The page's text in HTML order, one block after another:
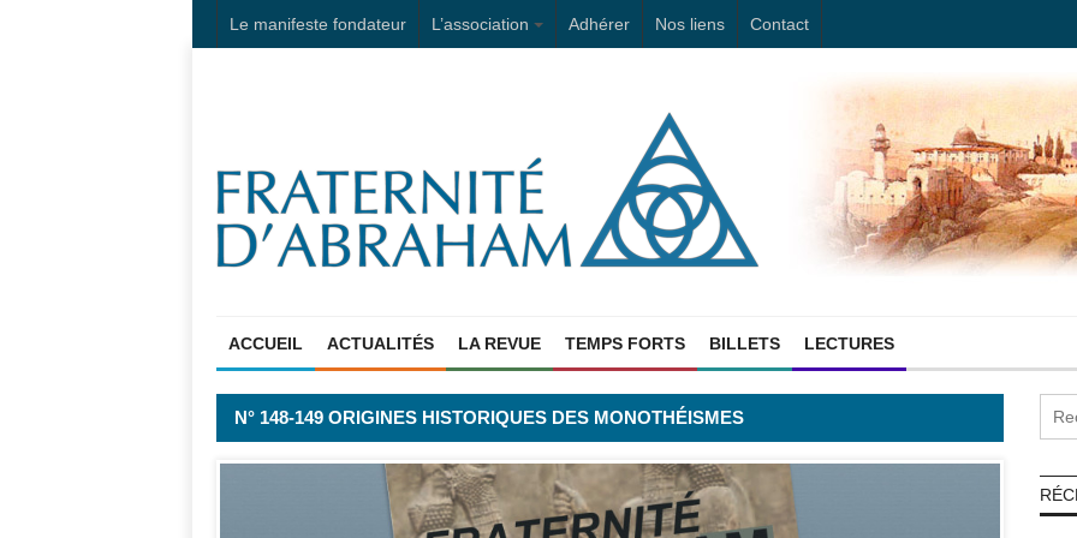
Le manifeste fondateur L’association Adhérer Nos liens Contact
ACCUEIL ACTUALITÉS LA REVUE TEMPS FORTS BILLETS LECTURES
N° 148-149 ORIGINES HISTORIQUES DES MONOTHÉISMES